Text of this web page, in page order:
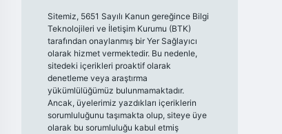
Sitemiz, 5651 Sayılı Kanun gereğince Bilgi
Teknolojileri ve İletişim Kurumu (BTK)
tarafından onaylanmış bir Yer Sağlayıcı
olarak hizmet vermektedir. Bu nedenle,
sitedeki içerikleri proaktif olarak
denetleme veya araştırma
yükümlülüğümüz bulunmamaktadır.
Ancak, üyelerimiz yazdıkları içeriklerin
sorumluluğunu taşımakta olup, siteye üye
olarak bu sorumluluğu kabul etmiş